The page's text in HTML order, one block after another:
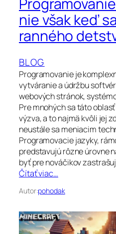
nie však keď
ranného
BLOG
Programovanie je
vytváranie a údržbu
webových stránok,
Pre mnohých sa táto
výzva, a to najmä kvôli jej
neustále sa meniacim
Programovacie jazyky,
predstavujú rôzne úrovne
byť pre nováčikov
Čítať viac…
Autor:pohodak